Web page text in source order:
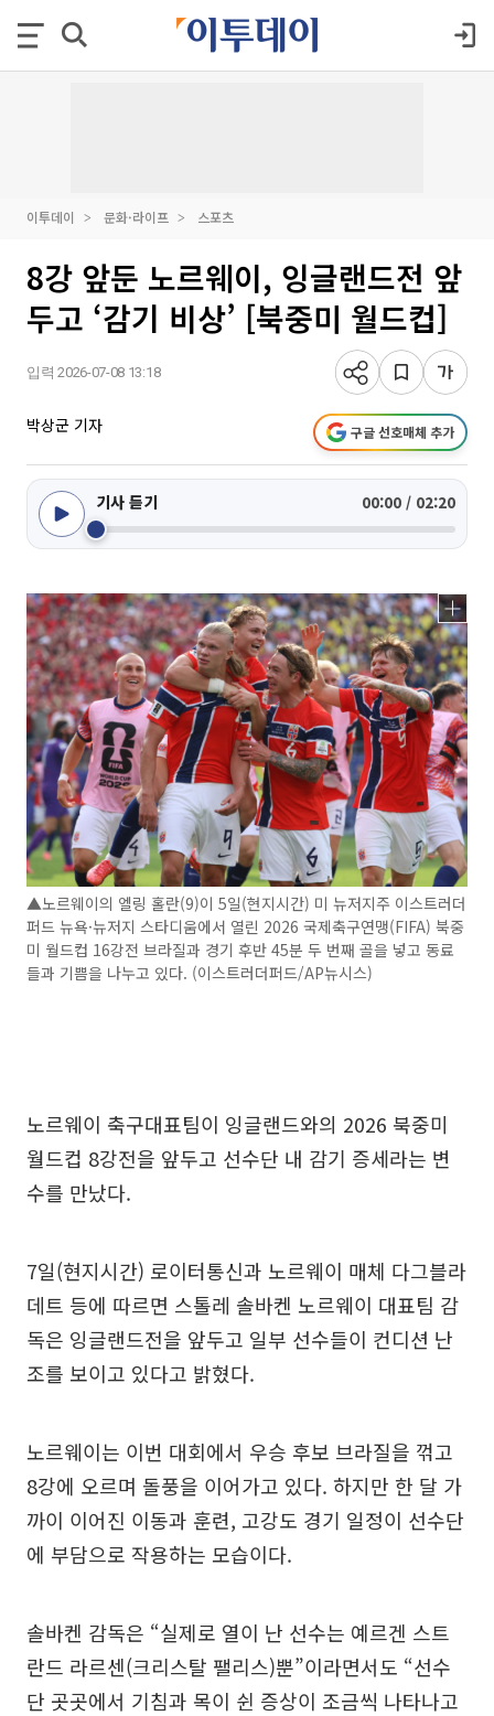
이투데이 문화·라이프 스포츠
8강 앞둔 노르웨이, 잉글랜드전 앞
두고 ‘감기 비상’ [북중미 월드컵]
입력 2026-07-08 13:18
박상군 기자 구글 선호매체 추가
기사 듣기 00:00 / 02:20
▲노르웨이의 엘링 홀란(9)이 5일(현지시간) 미 뉴저지주 이스트러더
퍼드 뉴욕·뉴저지 스타디움에서 열린 2026 국제축구연맹(FIFA) 북중
미 월드컵 16강전 브라질과 경기 후반 45분 두 번째 골을 넣고 동료
들과 기쁨을 나누고 있다. (이스트러더퍼드/AP뉴시스)
노르웨이 축구대표팀이 잉글랜드와의 2026 북중미
월드컵 8강전을 앞두고 선수단 내 감기 증세라는 변
수를 만났다.
7일(현지시간) 로이터통신과 노르웨이 매체 다그블라
데트 등에 따르면 스톨레 솔바켄 노르웨이 대표팀 감
독은 잉글랜드전을 앞두고 일부 선수들이 컨디션 난
조를 보이고 있다고 밝혔다.
노르웨이는 이번 대회에서 우승 후보 브라질을 꺾고
8강에 오르며 돌풍을 이어가고 있다. 하지만 한 달 가
까이 이어진 이동과 훈련, 고강도 경기 일정이 선수단
에 부담으로 작용하는 모습이다.
솔바켄 감독은 “실제로 열이 난 선수는 예르겐 스트
란드 라르센(크리스탈 팰리스)뿐”이라면서도 “선수
단 곳곳에서 기침과 목이 쉰 증상이 조금씩 나타나고